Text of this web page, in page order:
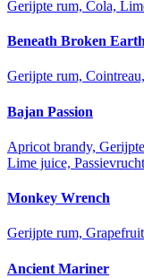
Gerijpte rum, Cola,
Beneath Broken Earth
Gerijpte rum,
Bajan Passion
Apricot brandy,
Lime juice, Passievrucht
Monkey Wrench
Gerijpte rum,
Ancient Mariner